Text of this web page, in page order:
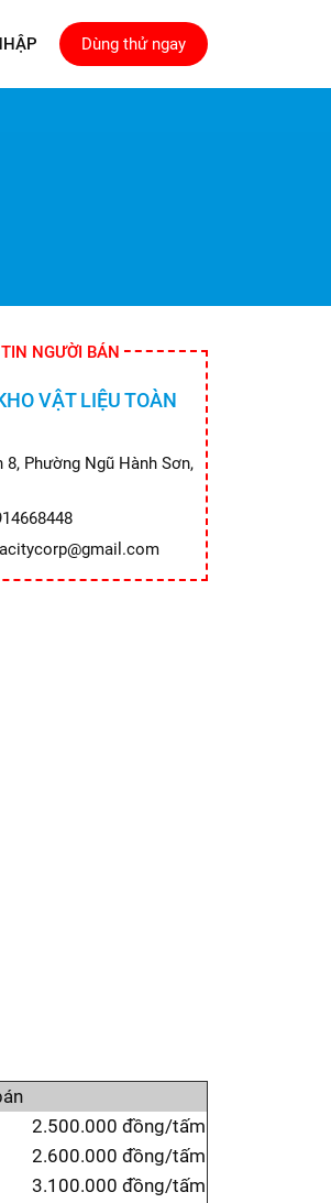
Dùng thử ngay
NGƯỜI BÁN
VẬT LIỆU TOÀN
8, Phường Ngũ Hành Sơn,
2.500.000 đồng/tấm
2.600.000 đồng/tấm
3.100.000 đồng/tấm